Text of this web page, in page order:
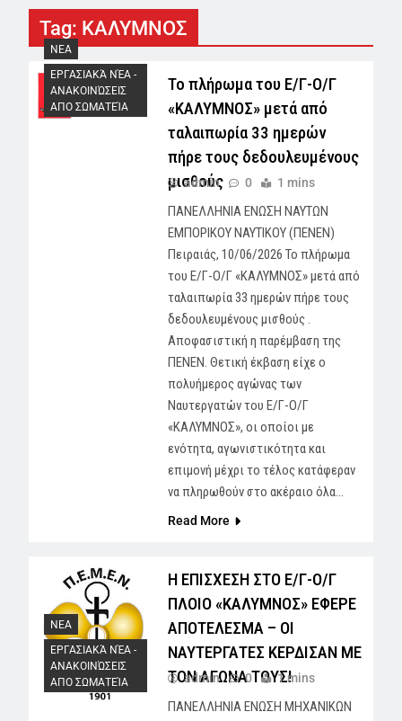
Tag: ΚΑΛΥΜΝΟΣ
NEA
ΕΡΓΑΣΙΑΚΆ ΝΈΑ -
AΝΑΚΟΙΝΏΣΕΙΣ
ΑΠΟ ΣΩΜΑΤΕΊΑ
Το πλήρωμα του Ε/Γ-Ο/Γ
«ΚΑΛΥΜΝΟΣ» μετά από
ταλαιπωρία 33 ημερών
πήρε τους δεδουλευμένους
μισθούς
admin 0 1 mins
ΠΑΝΕΛΛΗΝΙΑ ΕΝΩΣΗ ΝΑΥΤΩΝ
ΕΜΠΟΡΙΚΟΥ ΝΑΥΤΙΚΟΥ (ΠΕΝΕΝ)
Πειραιάς, 10/06/2026 Το πλήρωμα
του Ε/Γ-Ο/Γ «ΚΑΛΥΜΝΟΣ» μετά από
ταλαιπωρία 33 ημερών πήρε τους
δεδουλευμένους μισθούς .
Αποφασιστική η παρέμβαση της
ΠΕΝΕΝ. Θετική έκβαση είχε ο
πολυήμερος αγώνας των
Ναυτεργατών του Ε/Γ-Ο/Γ
«ΚΑΛΥΜΝΟΣ», οι οποίοι με
ενότητα, αγωνιστικότητα και
επιμονή μέχρι το τέλος κατάφεραν
να πληρωθούν στο ακέραιο όλα…
Read More
NEA
ΕΡΓΑΣΙΑΚΆ ΝΈΑ -
AΝΑΚΟΙΝΏΣΕΙΣ
ΑΠΟ ΣΩΜΑΤΕΊΑ
Η ΕΠΙΣΧΕΣΗ ΣΤΟ Ε/Γ-Ο/Γ
ΠΛΟΙΟ «ΚΑΛΥΜΝΟΣ» ΕΦΕΡΕ
ΑΠΟΤΕΛΕΣΜΑ – ΟΙ
ΝΑΥΤΕΡΓΑΤΕΣ ΚΕΡΔΙΣΑΝ ΜΕ
ΤΟΝ ΑΓΩΝΑ ΤΟΥΣ!
admin 0 1 mins
ΠΑΝΕΛΛΗΝΙΑ ΕΝΩΣΗ ΜΗΧΑΝΙΚΩΝ